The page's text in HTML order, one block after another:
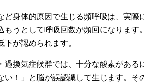
ど身体的原因で生じる頻呼吸は、実際
もうとして呼吸回数が頻回になりま
下が認められます。
過換気症候群では、十分な酸素がある
い！」と脳が誤認識して生じます。